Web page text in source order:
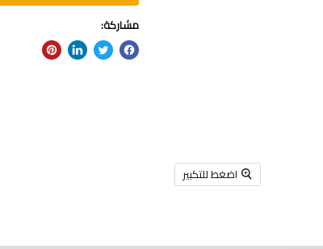
اضغط للتكبير
مشاركة: